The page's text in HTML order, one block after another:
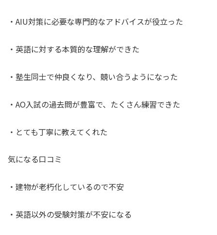
・AIU対策に必要な専門的なアドバイスが役立った
・英語に対する本質的な理解ができた
・塾生同士で仲良くなり、競い合うようになった
・AO入試の過去問が豊富で、たくさん練習できた
・とても丁寧に教えてくれた
気になる口コミ
・建物が老朽化しているので不安
・英語以外の受験対策が不安になる